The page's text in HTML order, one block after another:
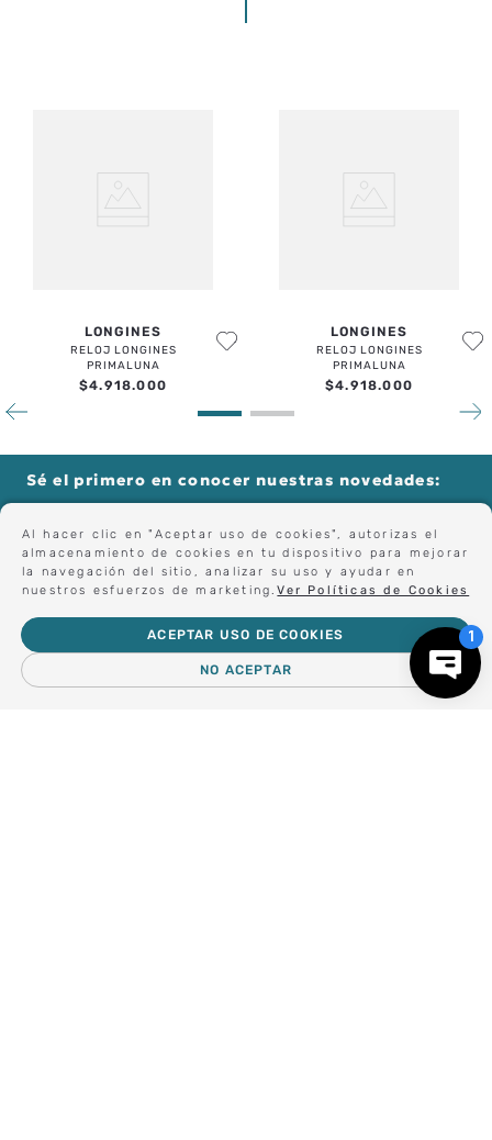
Al hacer clic en "Aceptar uso de cookies", autorizas el
almacenamiento de cookies en tu dispositivo para mejorar
la navegación del sitio, analizar su uso y ayudar en
nuestros esfuerzos de marketing.Ver Políticas de Cookies
NO ACEPTAR
ACEPTAR USO DE COOKIES
LONGINES
RELOJ LONGINES
PRIMALUNA
$4.918.000
LONGINES
RELOJ LONGINES
PRIMALUNA
$4.918.000
Sé el primero en conocer nuestras novedades:
Forma parte de nuestros clientes exclusivos.